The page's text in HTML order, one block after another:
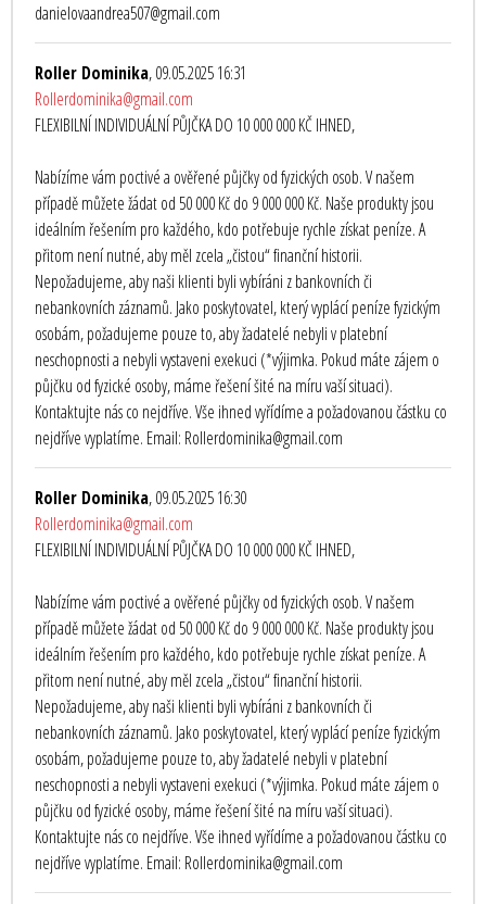
danielovaandrea507@gmail.com
Roller Dominika, 09.05.2025 16:31
Rollerdominika@gmail.com
FLEXIBILNÍ INDIVIDUÁLNÍ PŮJČKA DO 10 000 000 KČ IHNED,
Nabízíme vám poctivé a ověřené půjčky od fyzických osob. V našem
případě můžete žádat od 50 000 Kč do 9 000 000 Kč. Naše produkty jsou
ideálním řešením pro každého, kdo potřebuje rychle získat peníze. A
přitom není nutné, aby měl zcela „čistou“ finanční historii.
Nepožadujeme, aby naši klienti byli vybíráni z bankovních či
nebankovních záznamů. Jako poskytovatel, který vyplácí peníze fyzickým
osobám, požadujeme pouze to, aby žadatelé nebyli v platební
neschopnosti a nebyli vystaveni exekuci (*výjimka. Pokud máte zájem o
půjčku od fyzické osoby, máme řešení šité na míru vaší situaci).
Kontaktujte nás co nejdříve. Vše ihned vyřídíme a požadovanou částku co
nejdříve vyplatíme. Email: Rollerdominika@gmail.com
Roller Dominika, 09.05.2025 16:30
Rollerdominika@gmail.com
FLEXIBILNÍ INDIVIDUÁLNÍ PŮJČKA DO 10 000 000 KČ IHNED,
Nabízíme vám poctivé a ověřené půjčky od fyzických osob. V našem
případě můžete žádat od 50 000 Kč do 9 000 000 Kč. Naše produkty jsou
ideálním řešením pro každého, kdo potřebuje rychle získat peníze. A
přitom není nutné, aby měl zcela „čistou“ finanční historii.
Nepožadujeme, aby naši klienti byli vybíráni z bankovních či
nebankovních záznamů. Jako poskytovatel, který vyplácí peníze fyzickým
osobám, požadujeme pouze to, aby žadatelé nebyli v platební
neschopnosti a nebyli vystaveni exekuci (*výjimka. Pokud máte zájem o
půjčku od fyzické osoby, máme řešení šité na míru vaší situaci).
Kontaktujte nás co nejdříve. Vše ihned vyřídíme a požadovanou částku co
nejdříve vyplatíme. Email: Rollerdominika@gmail.com